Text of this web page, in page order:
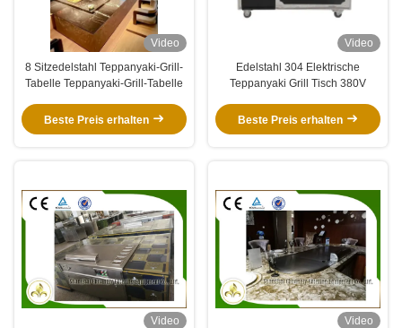
Video
8 Sitzedelstahl Teppanyaki-Grill-
Tabelle Teppanyaki-Grill-Tabelle
Beste Preis erhalten
Video
Edelstahl 304 Elektrische
Teppanyaki Grill Tisch 380V
Beste Preis erhalten
Video
Video